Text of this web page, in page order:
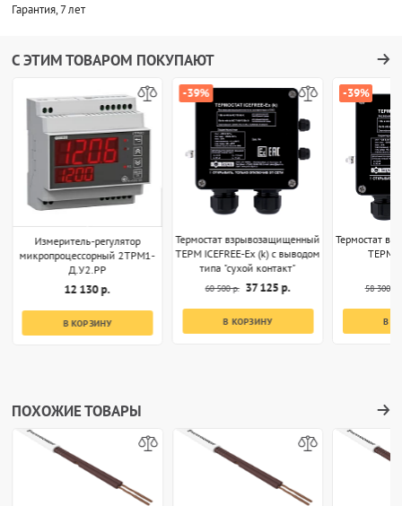
Гарантия, 7 лет
С ЭТИМ ТОВАРОМ ПОКУПАЮТ
Измеритель-регулятор
микропроцессорный 2ТРМ1-
Д.У2.РР
12 130 р.
В КОРЗИНУ
-39%
Термостат взрывозащищенный
ТЕРМ ICEFREE-Ex (k) с выводом
типа "сухой контакт"
60 500 р. 37 125 р.
В КОРЗИНУ
-39%
Термостат
ТЕРМ
58 300 р.
В
ПОХОЖИЕ ТОВАРЫ